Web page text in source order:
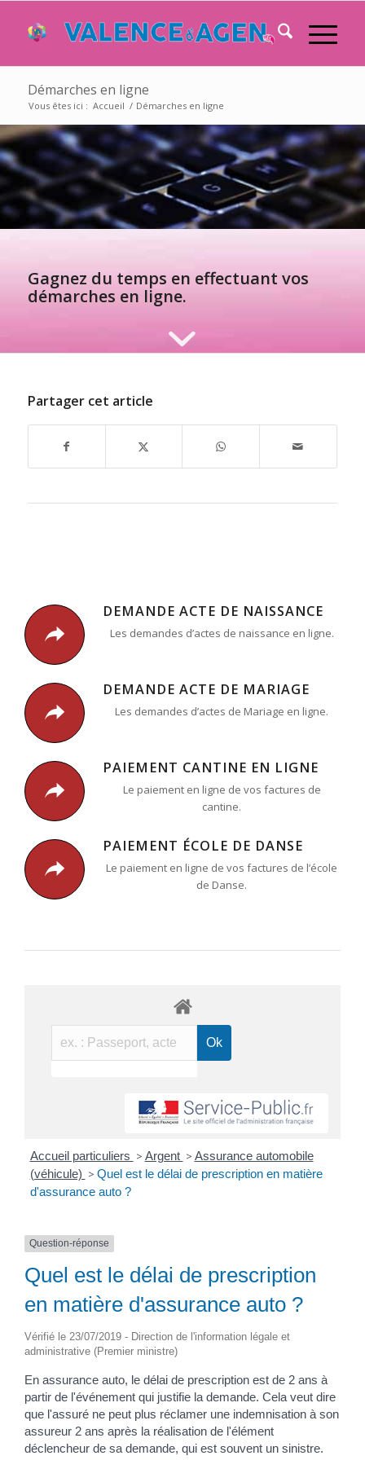
Démarches en ligne
Vous êtes ici : Accueil / Démarches en ligne
Gagnez du temps en effectuant vos
démarches en ligne.
Partager cet article
DEMANDE ACTE DE NAISSANCE
Les demandes d’actes de naissance en ligne.
DEMANDE ACTE DE MARIAGE
Les demandes d’actes de Mariage en ligne.
PAIEMENT CANTINE EN LIGNE
Le paiement en ligne de vos factures de
cantine.
PAIEMENT ÉCOLE DE DANSE
Le paiement en ligne de vos factures de l’école
de Danse.
Accueil particuliers > Argent > Assurance automobile
(véhicule) > Quel est le délai de prescription en matière
d'assurance auto ?
Question-réponse
Quel est le délai de prescription
en matière d'assurance auto ?
Vérifié le 23/07/2019 - Direction de l'information légale et
administrative (Premier ministre)
En assurance auto, le délai de prescription est de 2 ans à
partir de l'événement qui justifie la demande. Cela veut dire
que l'assuré ne peut plus réclamer une indemnisation à son
assureur 2 ans après la réalisation de l'élément
déclencheur de sa demande, qui est souvent un sinistre.